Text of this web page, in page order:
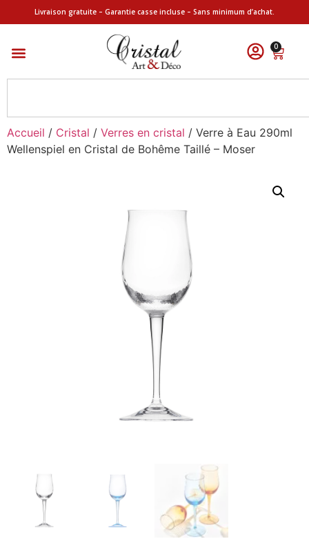
Livraison gratuite – Garantie casse incluse – Sans minimum d’achat.
0
Accueil / Cristal / Verres en cristal / Verre à Eau 290ml
Wellenspiel en Cristal de Bohême Taillé – Moser